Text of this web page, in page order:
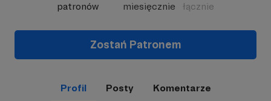
patronów
miesięcznie
łącznie
Zostań Patronem
Profil Posty Komentarze